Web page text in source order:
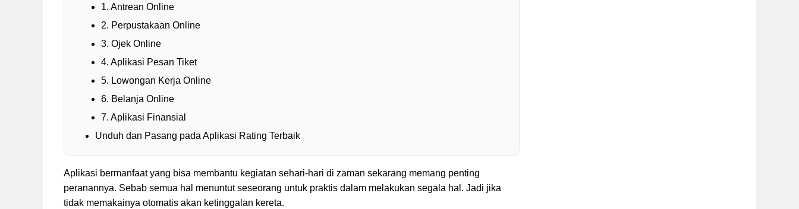
1. Antrean Online
2. Perpustakaan Online
3. Ojek Online
4. Aplikasi Pesan Tiket
5. Lowongan Kerja Online
6. Belanja Online
7. Aplikasi Finansial
Unduh dan Pasang pada Aplikasi Rating Terbaik
Aplikasi bermanfaat yang bisa membantu kegiatan sehari-hari di zaman sekarang memang penting
peranannya. Sebab semua hal menuntut seseorang untuk praktis dalam melakukan segala hal. Jadi jika
tidak memakainya otomatis akan ketinggalan kereta.